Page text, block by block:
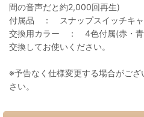
間の音声だと約2,000回再生)
付属品 ： スナップスイッチキャ
交換用カラー ： 4色付属(赤・青
交換してお使いください。
※予告なく仕様変更する場合がご
さい。